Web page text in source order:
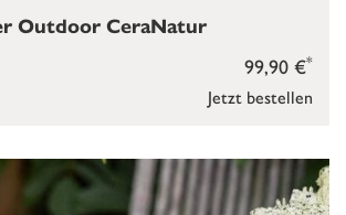
Jetzt bestellen
99,90 €*
Outdoor CeraNatur